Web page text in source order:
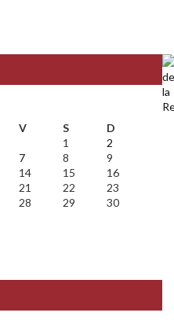
V S
D
1
2
7 8
9
14 15
16
21 22
23
28 29
30